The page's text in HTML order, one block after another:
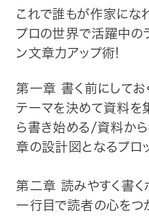
メディア紹介
購入方法
お問い合わせ
画像・文章の使用に
企業情報
これで誰もが作家にな
プロの世界で活躍中の
ン文章力アップ術!
第一章 書く前にしてお
テーマを決めて資料を
ら書き始める/資料から
章の設計図となるプロ
第二章 読みやすく書く
一行目で読者の心をつ